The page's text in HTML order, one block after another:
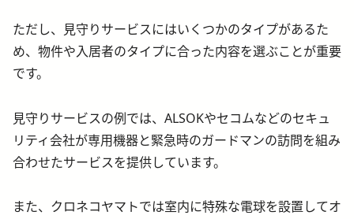
ただし、見守りサービスにはいくつかのタイプがあるた
め、物件や入居者のタイプに合った内容を選ぶことが重要
です。
見守りサービスの例では、ALSOKやセコムなどのセキュ
リティ会社が専用機器と緊急時のガードマンの訪問を組み
合わせたサービスを提供しています。
また、クロネコヤマトでは室内に特殊な電球を設置してオ